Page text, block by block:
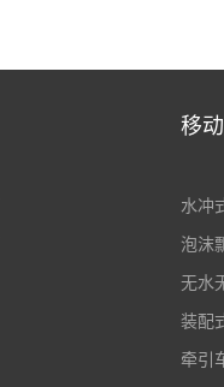
移
水冲
泡沫
无水
装配
牵引